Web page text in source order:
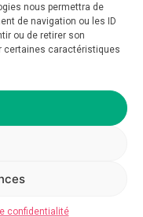
nous permettra de
de navigation ou les ID
ou de retirer son
certaines caractéristiques
confidentialité
— Réalisationasap__studio